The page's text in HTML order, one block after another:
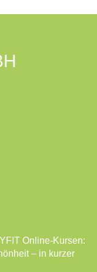
Online-Kursen:
– in kurzer